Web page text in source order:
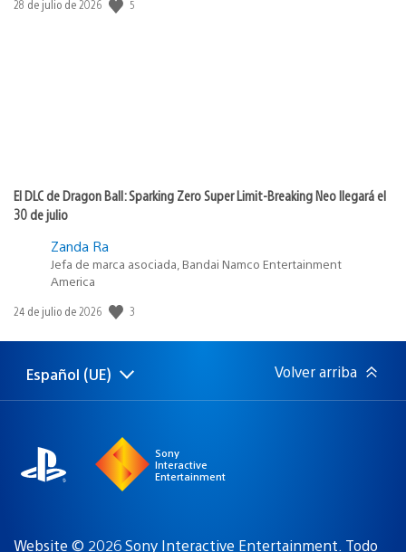
Fecha
28 de julio de 2026 5
El DLC de Dragon Ball: Sparking Zero Super Limit-Breaking Neo llegará el
30 de julio
Zanda Ra
Jefa de marca asociada, Bandai Namco Entertainment
America
Fecha
publicación:
24 de julio de 2026 3
Selecciona
una
Región
actual:
Español (UE) Volver arriba
Sony
Interactive
Entertainment
Website © 2026 Sony Interactive Entertainment. Todo